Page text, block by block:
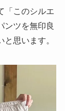
「このシルエ
ンツを無印良
思います。